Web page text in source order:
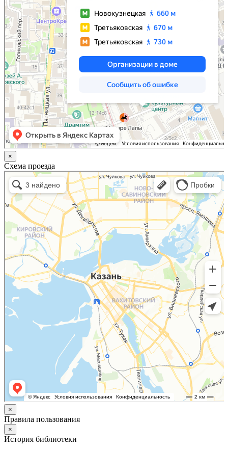
×
Схема проезда
Казань
Малый Татарский переулок, 8 на карте Москвы, ближайшее метро Новокузнецкая —
Яндекс.Карты
×
Правила пользования
×
История библиотеки